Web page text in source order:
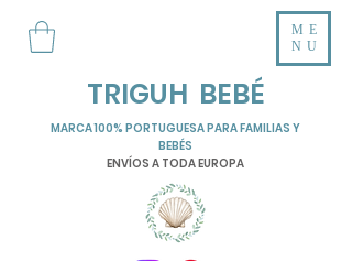
TRIGUH BEBÉ
ME
NU
MARCA 100% PORTUGUESA PARA FAMILIAS Y
BEBÉS
ENVÍOS A TODA EUROPA